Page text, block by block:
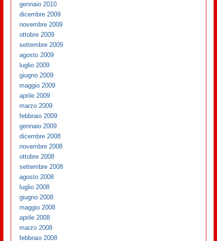
gennaio 2010
dicembre 2009
novembre 2009
ottobre 2009
settembre 2009
agosto 2009
luglio 2009
giugno 2009
maggio 2009
aprile 2009
marzo 2009
febbraio 2009
gennaio 2009
dicembre 2008
novembre 2008
ottobre 2008
settembre 2008
agosto 2008
luglio 2008
giugno 2008
maggio 2008
aprile 2008
marzo 2008
febbraio 2008